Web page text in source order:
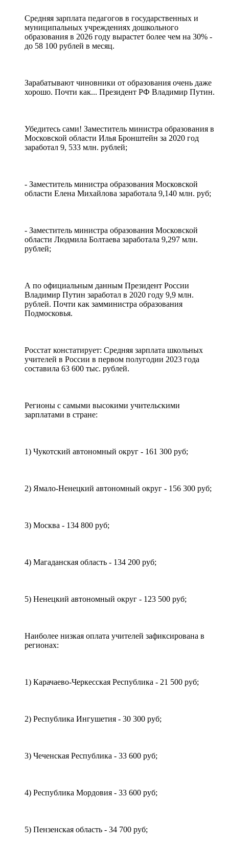
Средняя зарплата педагогов в государственных и
муниципальных учреждениях дошкольного
образования в 2026 году вырастет более чем на 30% -
до 58 100 рублей в месяц.
Зарабатывают чиновники от образования очень даже
хорошо. Почти как... Президент РФ Владимир Путин.
Убедитесь сами! Заместитель министра образования в
Московской области Илья Бронштейн за 2020 год
заработал 9, 533 млн. рублей;
- Заместитель министра образования Московской
области Елена Михайлова заработала 9,140 млн. руб;
- Заместитель министра образования Московской
области Людмила Болтаева заработала 9,297 млн.
рублей;
А по официальным данным Президент России
Владимир Путин заработал в 2020 году 9,9 млн.
рублей. Почти как замминистра образования
Подмосковья.
Росстат констатирует: Средняя зарплата школьных
учителей в России в первом полугодии 2023 года
составила 63 600 тыс. рублей.
Регионы с самыми высокими учительскими
зарплатами в стране:
1) Чукотский автономный округ - 161 300 руб;
2) Ямало-Ненецкий автономный округ - 156 300 руб;
3) Москва - 134 800 руб;
4) Магаданская область - 134 200 руб;
5) Ненецкий автономный округ - 123 500 руб;
Наиболее низкая оплата учителей зафиксирована в
регионах:
1) Карачаево-Черкесская Республика - 21 500 руб;
2) Республика Ингушетия - 30 300 руб;
3) Чеченская Республика - 33 600 руб;
4) Республика Мордовия - 33 600 руб;
5) Пензенская область - 34 700 руб;